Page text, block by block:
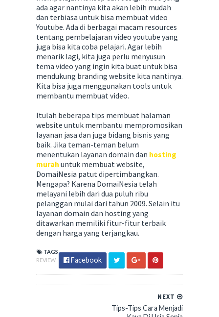
ada agar nantinya kita akan lebih mudah
dan terbiasa untuk bisa membuat video
Youtube. Ada di berbagai macam resources
tentang pembelajaran video youtube yang
juga bisa kita coba pelajari. Agar lebih
menarik lagi, kita juga perlu menyusun
tema video yang ingin kita buat untuk bisa
mendukung branding website kita nantinya.
Kita bisa juga menggunakan tools untuk
membantu membuat video.
Itulah beberapa tips membuat halaman
website untuk membantu mempromosikan
layanan jasa dan juga bidang bisnis yang
baik. Jika teman-teman belum
menentukan layanan domain dan hosting
murah untuk membuat website,
DomaiNesia patut dipertimbangkan.
Mengapa? Karena DomaiNesia telah
melayani lebih dari dua puluh ribu
pelanggan mulai dari tahun 2009. Selain itu
layanan domain dan hosting yang
ditawarkan memiliki fitur-fitur terbaik
dengan harga yang terjangkau.
TAGS
REVIEW
Facebook
NEXT
Tips-Tips Cara Menjadi